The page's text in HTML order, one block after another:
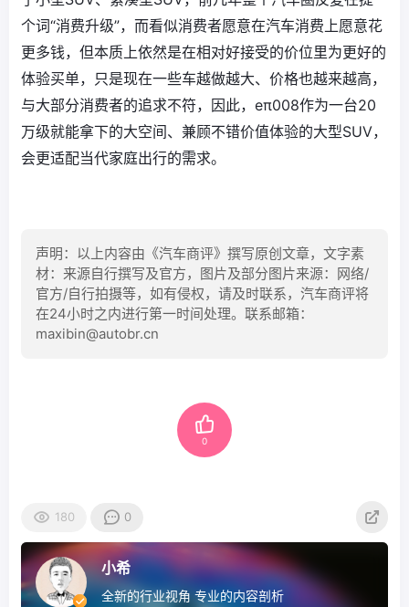
个词“消费升级”，而看似消费者愿意在汽车消费上愿意花
更多钱，但本质上依然是在相对好接受的价位里为更好的
体验买单，只是现在一些车越做越大、价格也越来越高，
与大部分消费者的追求不符，因此，eπ008作为一台20
万级就能拿下的大空间、兼顾不错价值体验的大型SUV，
会更适配当代家庭出行的需求。
声明：以上内容由《汽车商评》撰写原创文章，文字素
材：来源自行撰写及官方，图片及部分图片来源：网络/
官方/自行拍摄等，如有侵权，请及时联系，汽车商评将
在24小时之内进行第一时间处理。联系邮箱：
maxibin@autobr.cn
0
180 0
小希
全新的行业视角 专业的内容剖析